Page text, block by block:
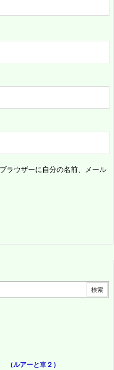
ラウザーに自分の名前、メール
（ルアーと車２）